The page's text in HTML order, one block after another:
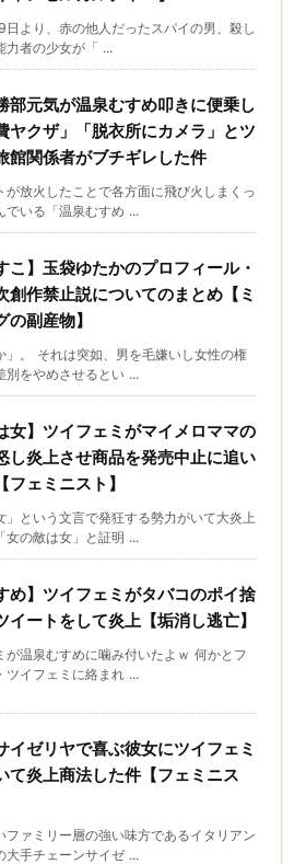
より、赤の他人だったスパイの男、殺し
力者の少女が「 ...
部元気が温泉むすめ叩きに便乗し
ヤクザ」「脱衣所にカメラ」とツ
館関係者がブチギレした件
が放火したことで各方面に飛び火しまくっ
でいる「温泉むすめ ...
こ】玉袋ゆたかのプロフィール・
創作禁止説についてのまとめ【ミ
の副産物】
」。 それは突如、男を毛嫌いし女性の権
別をやめさせるとい ...
女】ツイフェミがマイメロママの
し炎上させ商品を発売中止に追い
フェミニスト】
」という文言で発狂する勢力がいて大炎上
女の敵は女」と証明 ...
め】ツイフェミがタバコのポイ捨
イートをして炎上【垢消し逃亡】
が温泉むすめに噛み付いたよｗ 何かとフ
ツイフェミに絡まれ ...
イゼリヤで喜ぶ彼女にツイフェミ
て炎上商法した件【フェミニス
ファミリー層の強い味方であるイタリアン
大手チェーンサイゼ ...